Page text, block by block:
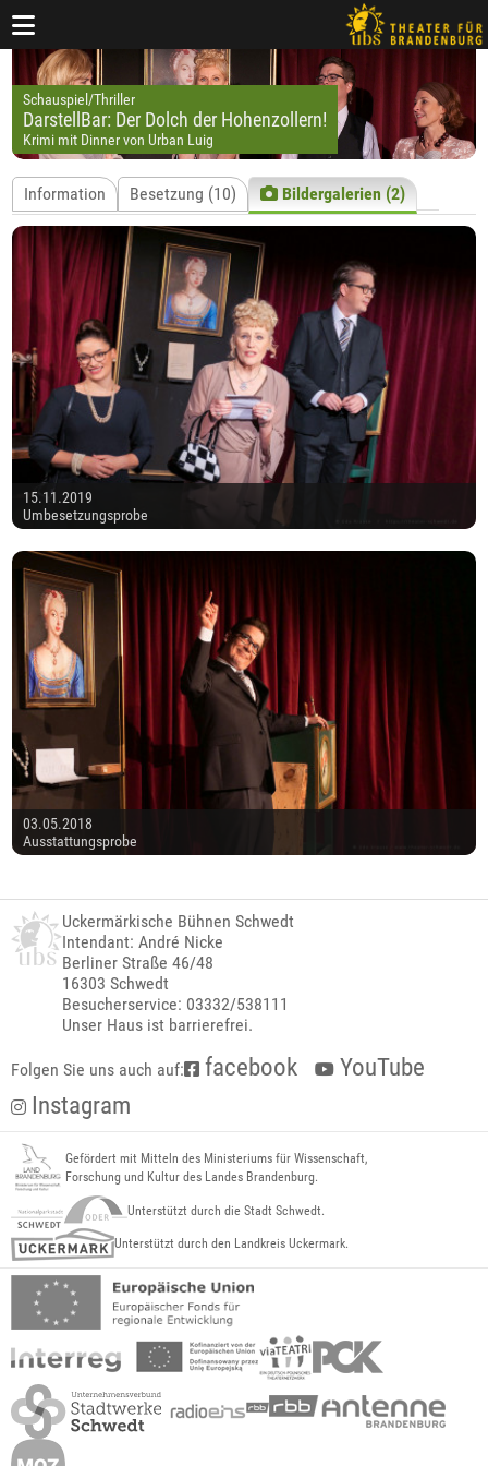
Schauspiel/Thriller
DarstellBar: Der Dolch der Hohenzollern!
Krimi mit Dinner von Urban Luig
Information Besetzung (10) Bildergalerien (2)
15.11.2019
Umbesetzungsprobe
03.05.2018
Ausstattungsprobe
Uckermärkische Bühnen Schwedt
Intendant: André Nicke
Berliner Straße 46/48
16303 Schwedt
Besucherservice: 03332/538111
Unser Haus ist barrierefrei.
Folgen Sie uns auch auf: facebook
YouTube
Instagram
Gefördert mit Mitteln des Ministeriums für Wissenschaft,
Forschung und Kultur des Landes Brandenburg.
Unterstützt durch die Stadt Schwedt.
Unterstützt durch den Landkreis Uckermark.